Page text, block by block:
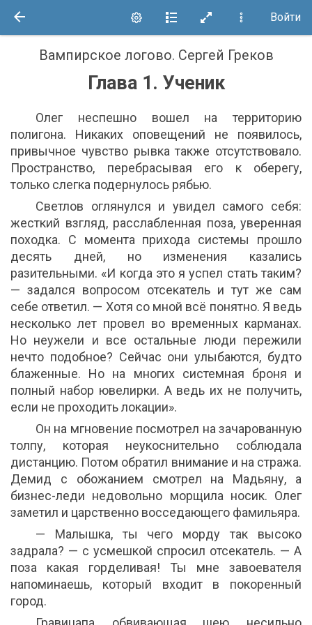
Войти
Вампирское логово. Сергей Греков
Глава 1. Ученик
Олег неспешно вошел на территорию
полигона. Никаких оповещений не появилось,
привычное чувство рывка также отсутствовало.
Пространство, перебрасывая его к оберегу,
только слегка подернулось рябью.
Светлов оглянулся и увидел самого себя:
жесткий взгляд, расслабленная поза, уверенная
походка. С момента прихода системы прошло
десять дней, но изменения казались
разительными. «И когда это я успел стать таким?
— задался вопросом отсекатель и тут же сам
себе ответил. — Хотя со мной всё понятно. Я ведь
несколько лет провел во временных карманах.
Но неужели и все остальные люди пережили
нечто подобное? Сейчас они улыбаются, будто
блаженные. Но на многих системная броня и
полный набор ювелирки. А ведь их не получить,
если не проходить локации».
Он на мгновение посмотрел на зачарованную
толпу, которая неукоснительно соблюдала
дистанцию. Потом обратил внимание и на стража.
Демид с обожанием смотрел на Мадьяну, а
бизнес-леди недовольно морщила носик. Олег
заметил и царственно восседающего фамильяра.
— Малышка, ты чего морду так высоко
задрала? — с усмешкой спросил отсекатель. — А
поза какая горделивая! Ты мне завоевателя
напоминаешь, который входит в покоренный
город.